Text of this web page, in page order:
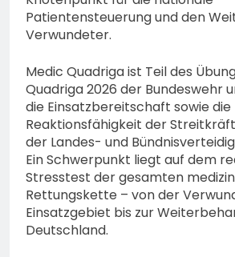
bestohlen:
gesucht!;
5. August 2026
Patientensteuerung und den
Verwundeter.
Medic Quadriga ist Teil des
Quadriga 2026 der Bundeswehr
die Einsatzbereitschaft sowie die
Reaktionsfähigkeit der
der Landes- und
Ein Schwerpunkt liegt auf dem
Stresstest der gesamten
Rettungskette – von der
Einsatzgebiet bis zur
Deutschland.